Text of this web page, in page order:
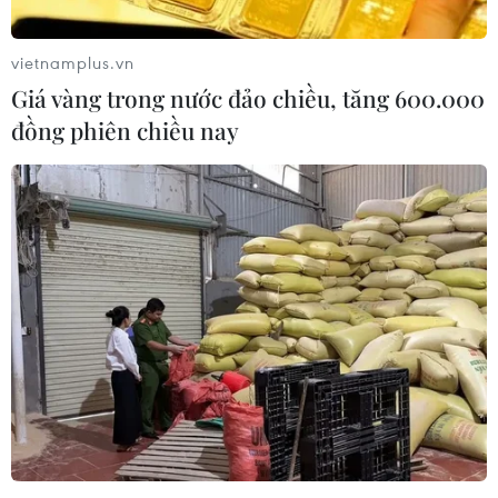
Bắc Giang: Khống chế được đám cháy tại
cơ sở chế biến gỗ
15/10/2022 14:22
Đến khoảng 16 giờ 10 cùng ngày 15/10, đám cháy tại cơ
sở chế biến gỗ ở cụm Công nghiệp Bố Hạ, huyện Yên
Thế, tỉnh Bắc Giang, cơ bản được khống chế và dập tắt
hoàn toàn; không gây thiệt hại về người.
vietnamplus.vn
Giá vàng trong nước đảo chiều, tăng 600.000
đồng phiên chiều nay